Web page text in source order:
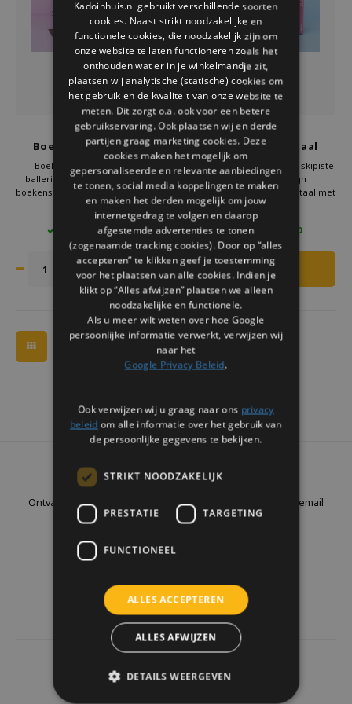
Welke Zwitscherbox past bij jou?
Zwitscherbox als cadeau
Kraamcadeau
Verlichting
Wanddecoratie
Leesbrillen
Sieraden
Storytiles
Balvi
Boekensteun metaal
zwart ballerina
Boekensteun metaal zwart
ballerina Balvi. Elegante design
boekensteun van zwart metaal met
sierlijke ballerina. Praktisch, stijlvol
en perfect als origineel
boekensteun cadeau. Bestel nu bij
Kado in Huis en geef je boekenkast
een vleugje elegantie.
€16,95
3 OP VOORRAAD
Balvi
Boekensteun metaal
zwart skipiste
Boekensteun metaal zwart skipiste
Balvi. Originele design
boekensteun van zwart metaal met
skiërs op de piste. Praktisch, stijlvol
en ideaal als boekensteun cadeau
voor wintersportliefhebbers. Bestel
nu bij Kado in Huis en geef je
boekenkast karakter.
€26,95
3 OP VOORRAAD
Nieuwsbrief
Ontvang de laatste updates, nieuws en aanbiedingen via email
4441reviews
ENGLISH
Kadoinhuis.nl gebruikt verschillende soorten
cookies. Naast strikt noodzakelijke en
functionele cookies, die noodzakelijk zijn om
onze website te laten functioneren zoals het
onthouden wat er in je winkelmandje zit,
plaatsen wij analytische (statische) cookies om
het gebruik en de kwaliteit van onze website te
meten. Dit zorgt o.a. ook voor een betere
gebruikservaring. Ook plaatsen wij en derde
partijen graag marketing cookies. Deze
cookies maken het mogelijk om
gepersonaliseerde en relevante aanbiedingen
te tonen, social media koppelingen te maken
en maken het derden mogelijk om jouw
internetgedrag te volgen en daarop
afgestemde advertenties te tonen
(zogenaamde tracking cookies). Door op “alles
accepteren” te klikken geef je toestemming
voor het plaatsen van alle cookies. Indien je
klikt op “Alles afwijzen” plaatsen we alleen
noodzakelijke en functionele.
Als u meer wilt weten over hoe Google
persoonlijke informatie verwerkt, verwijzen wij
naar het
Google Privacy Beleid.
Ook verwijzen wij u graag naar ons privacy
beleid om alle informatie over het gebruik van
de persoonlijke gegevens te bekijken.
STRIKT NOODZAKELIJK
PRESTATIE TARGETING
FUNCTIONEEL
ALLES ACCEPTEREN
ALLES AFWIJZEN
DETAILS WEERGEVEN